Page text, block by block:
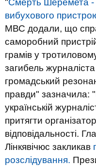
вибухового
МВС додали, що
саморобний
грамів у
загибель
громадський
правди" зазначила:
українській
притягти
відповідальності.
Лінкявічюс закликав
розслідування.